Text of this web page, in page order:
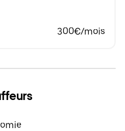
300€/mois